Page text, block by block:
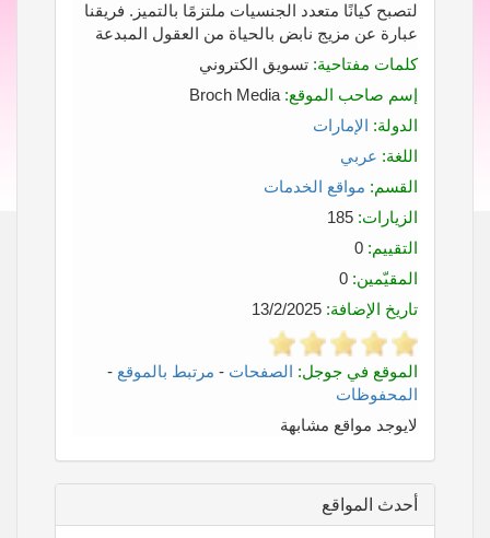
لتصبح كيانًا متعدد الجنسيات ملتزمًا بالتميز. فريقنا
عبارة عن مزيج نابض بالحياة من العقول المبدعة
كلمات مفتاحية: تسويق الكتروني
إسم صاحب الموقع:
الدولة: الإمارات
اللغة: عربي
القسم: مواقع الخدمات
الزيارات:
التقييم:
المقيّمين:
تاريخ الإضافة:
الموقع في جوجل: الصفحات - مرتبط بالموقع -
المحفوظات
لايوجد مواقع مشابهة
أحدث المواقع